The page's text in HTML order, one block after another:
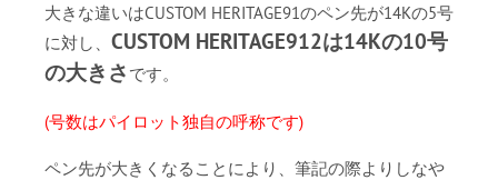
大きな違いはCUSTOM HERITAGE91のペン先が14Kの5号
に対し、 CUSTOM HERITAGE912は14Kの10号
の大きさ です。
(号数はパイロット独自の呼称です)
ペン先が大きくなることにより、筆記の際よりしなや